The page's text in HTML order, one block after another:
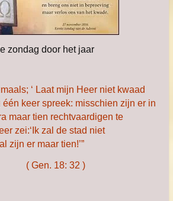
zondag door het jaar
‘ Laat mijn Heer niet kwaad
één keer spreek: misschien zijn er in
maar tien rechtvaardigen te
zei:‘Ik zal de stad niet
zijn er maar tien!’”
32 )